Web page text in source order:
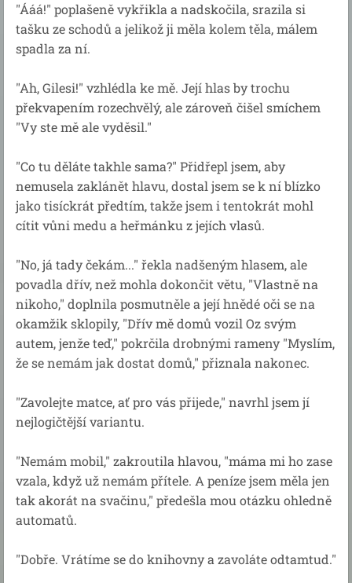
"Ááá!" poplašeně vykřikla a nadskočila, srazila si
tašku ze schodů a jelikož ji měla kolem těla, málem
spadla za ní.
"Ah, Gilesi!" vzhlédla ke mě. Její hlas by trochu
překvapením rozechvělý, ale zároveň čišel smíchem
"Vy ste mě ale vyděsil."
"Co tu děláte takhle sama?" Přidřepl jsem, aby
nemusela zaklánět hlavu, dostal jsem se k ní blízko
jako tisíckrát předtím, takže jsem i tentokrát mohl
cítit vůni medu a heřmánku z jejích vlasů.
"No, já tady čekám..." řekla nadšeným hlasem, ale
povadla dřív, než mohla dokončit větu, "Vlastně na
nikoho," doplnila posmutněle a její hnědé oči se na
okamžik sklopily, "Dřív mě domů vozil Oz svým
autem, jenže teď," pokrčila drobnými rameny "Myslím,
že se nemám jak dostat domů," přiznala nakonec.
"Zavolejte matce, ať pro vás přijede," navrhl jsem jí
nejlogičtější variantu.
"Nemám mobil," zakroutila hlavou, "máma mi ho zase
vzala, když už nemám přítele. A peníze jsem měla jen
tak akorát na svačinu," předešla mou otázku ohledně
automatů.
"Dobře. Vrátíme se do knihovny a zavoláte odtamtud."